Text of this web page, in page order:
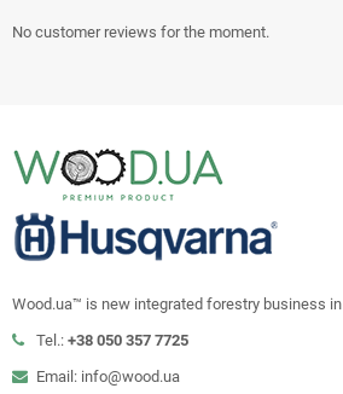
No customer reviews for the moment.
Wood.ua™ is new integrated forestry business in
Tel.: +38 050 357 7725
Email: info@wood.ua